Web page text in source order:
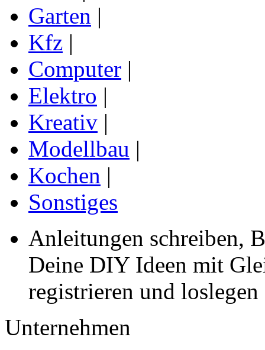
Garten |
Kfz |
Computer |
Elektro |
Kreativ |
Modellbau |
Kochen |
Sonstiges
Anleitungen schreiben,
Deine DIY Ideen mit
registrieren und loslegen
Unternehmen